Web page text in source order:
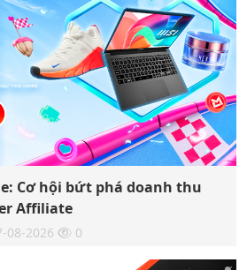
Cơ hội bứt phá doanh thu
Affiliate
08-2026 0